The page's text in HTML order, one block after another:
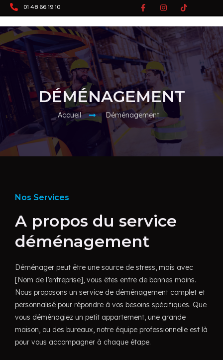
01 48 66 19 10
DÉMÉNAGEMENT
Accueil Déménagement
Nos Services
A propos du service
déménagement
Déménager peut être une source de stress, mais avec
[Nom de l’entreprise], vous êtes entre de bonnes mains.
Nous proposons un service de déménagement complet et
personnalisé pour répondre à vos besoins spécifiques. Que
vous déménagiez un petit appartement, une grande
maison, ou des bureaux, notre équipe professionnelle est là
pour vous accompagner à chaque étape.